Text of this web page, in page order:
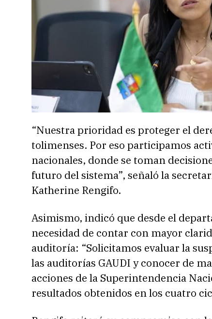
“Nuestra prioridad es proteger el
tolimenses. Por eso participamos
nacionales, donde se toman
futuro del sistema”, señaló la
Katherine Rengifo.
Asimismo, indicó que desde el
necesidad de contar con mayor
auditoría: “Solicitamos evaluar la
las auditorías GAUDI y conocer de
acciones de la Superintendencia
resultados obtenidos en los cuatro